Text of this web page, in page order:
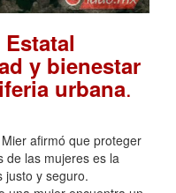
y bienestar
urbana.
afirmó que proteger
de las mujeres es la
justo y seguro.